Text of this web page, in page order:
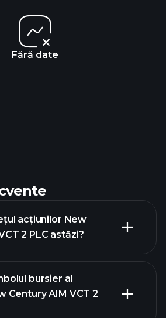
Fără date
acțiunilor New
2 PLC astăzi?
bursier al
Century AIM VCT 2